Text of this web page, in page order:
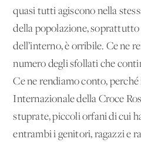
quasi tutti agiscono nella
della popolazione,
dell’interno, è orribile. Ce ne
numero degli sfollati che
Ce ne rendiamo conto,
Internazionale della Croce
stuprate, piccoli orfani di cui
entrambi i genitori, ragazzi e